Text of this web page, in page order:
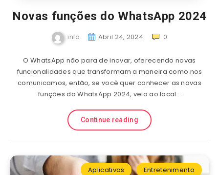
Novas funções do WhatsApp 2024
info Abril 24, 2024 0
O WhatsApp não para de inovar, oferecendo novas
funcionalidades que transformam a maneira como nos
comunicamos, então, se você quer conhecer as novas
funções do WhatsApp 2024, veio ao local…
Continue reading
Aplicativos Entretenimento